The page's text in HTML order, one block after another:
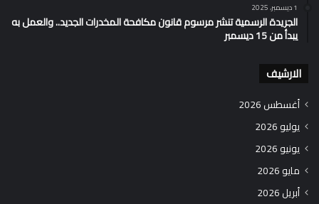
1 ديسمبر، 2025
الجريدة الرسمية تنشر مرسوم قانون مكافحة المخدرات الجديد.. والعمل به
يبدأ من 15 ديسمبر
الارشيف
أغسطس 2026
يوليو 2026
يونيو 2026
مايو 2026
أبريل 2026